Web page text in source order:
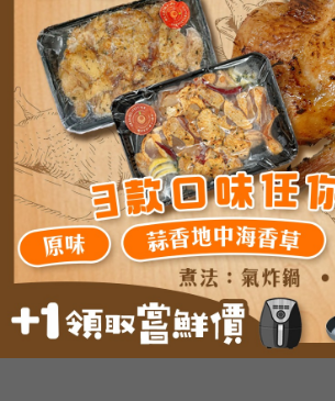
【一味】秘魯聖木
MOP108.0–MOP198.0
重量
加入購物車